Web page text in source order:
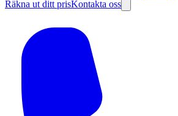
Räkna ut ditt prisKontakta oss